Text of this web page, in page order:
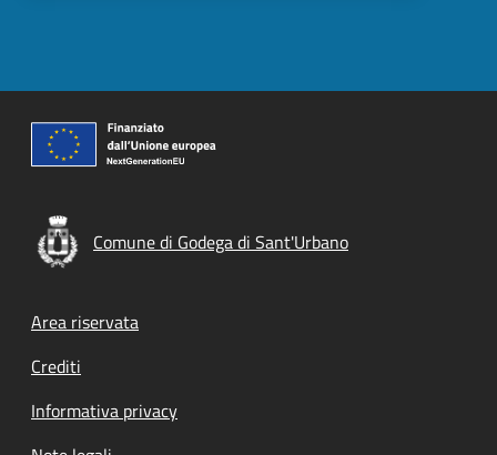
Comune di Godega di Sant'Urbano
Footer menu
Area riservata
Crediti
Informativa privacy